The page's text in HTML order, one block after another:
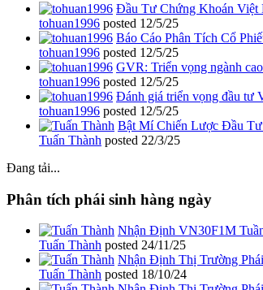
Đầu Tư Chứng Khoán Việt
tohuan1996 posted 12/5/25
Báo Cáo Phân Tích Cổ
tohuan1996 posted 12/5/25
GVR: Triển vọng ngành
tohuan1996 posted 12/5/25
Đánh giá triển vọng đầu tư
tohuan1996 posted 12/5/25
Bật Mí Chiến Lược Đầu
Tuấn Thành posted 22/3/25
Đang tải...
Phân tích phái sinh hàng ngày
Nhận Định VN30F1M
Tuấn Thành posted 24/11/25
Nhận Định Thị Trường
Tuấn Thành posted 18/10/24